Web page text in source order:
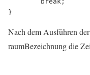
Nach dem Ausführen
raumBezeichnung die